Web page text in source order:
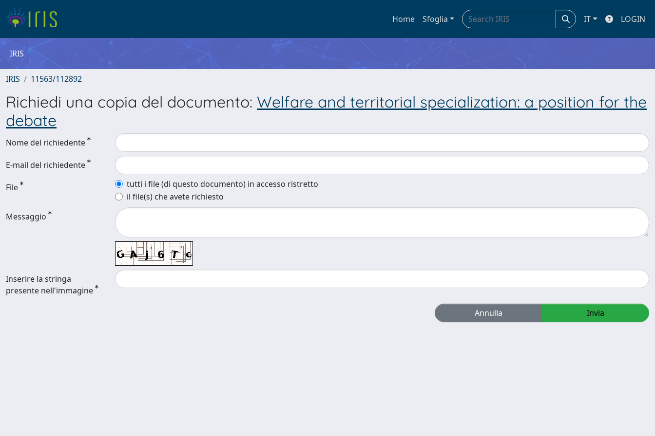
Home Sfoglia IT LOGIN
IRIS
IRIS 11563/112892
Richiedi una copia del documento: Welfare and territorial specialization: a position for the
debate
Nome del richiedente
E-mail del richiedente
File
tutti i file (di questo documento) in accesso ristretto
il file(s) che avete richiesto
Messaggio
Inserire la stringa
presente nell'immagine
Annulla Invia